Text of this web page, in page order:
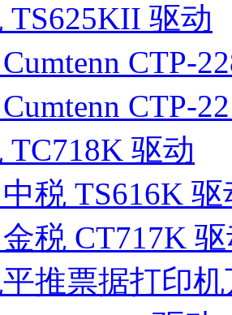
TS625KII 驱动
CTP-
CTP-
TC718K 驱动
税 TS616K 驱
税 CT717K
推票据打印